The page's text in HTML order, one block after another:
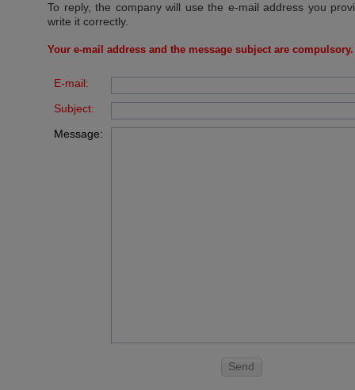
To reply, the company will use the e-mail address you
write it correctly.
Your e-mail address and the message subject are compulsory.
E-mail:
Subject:
Message:
Send